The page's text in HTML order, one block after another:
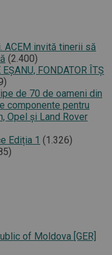
ACEM invită tinerii să
(2.400)
FONDATOR ÎTȘ
de 70 de oameni din
componente pentru
Opel şi Land Rover
Ediția 1 (1.326)
of Moldova [GER]